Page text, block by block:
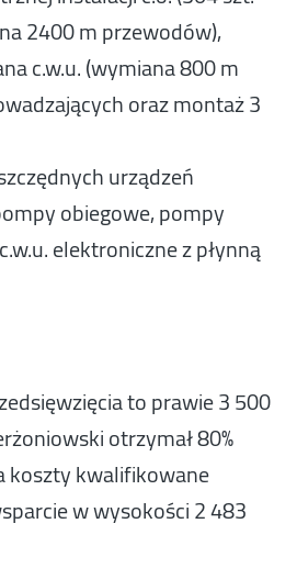
2400 m przewodów),
c.w.u. (wymiana 800 m
oraz montaż 3
urządzeń
obiegowe, pompy
elektroniczne z płynną
to prawie 3 500
otrzymał 80%
koszty kwalifikowane
w wysokości 2 483